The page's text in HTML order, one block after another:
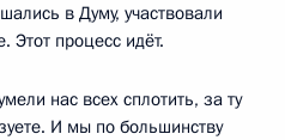
в Думу, участвовали
Этот процесс идёт.
нас всех сплотить, за ту
И мы по большинству